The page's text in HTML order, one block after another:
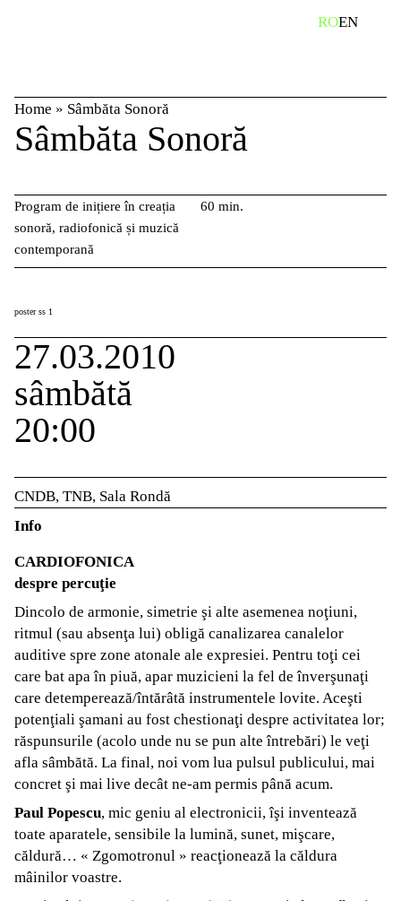
ROEN
Home » Sâmbăta Sonoră
Sâmbăta Sonoră
Program de inițiere în creația
sonoră, radiofonică și muzică
contemporană
60 min.
poster ss 1
27.03.2010
sâmbătă
20:00
CNDB, TNB, Sala Rondă
Info
CARDIOFONICA
despre percuţie
Dincolo de armonie, simetrie şi alte asemenea noţiuni,
ritmul (sau absenţa lui) obligă canalizarea canalelor
auditive spre zone atonale ale expresiei. Pentru toţi cei
care bat apa în piuă, apar muzicieni la fel de înverşunaţi
care detemperează/întărâtă instrumentele lovite. Aceşti
potenţiali şamani au fost chestionaţi despre activitatea lor;
răspunsurile (acolo unde nu se pun alte întrebări) le veţi
afla sâmbătă. La final, noi vom lua pulsul publicului, mai
concret şi mai live decât ne-am permis până acum.
Paul Popescu, mic geniu al electronicii, îşi inventează
toate aparatele, sensibile la lumină, sunet, mişcare,
căldură… « Zgomotronul » reacţionează la căldura
mâinilor voastre.